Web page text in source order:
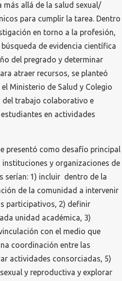
más allá de la salud sexual/
para cumplir la tarea. Dentro
en torno a la profesión,
de evidencia científica
del pregrado y determinar
atraer recursos, se planteó
Ministerio de Salud y Colegio
del trabajo colaborativo e
en actividades
presentó como desafío principal
y organizaciones de
serían: 1) incluir dentro de la
de la comunidad a intervenir
participativos, 2) definir
unidad académica, 3)
con el medio que
coordinación entre las
actividades consorciadas, 5)
y reproductiva y explorar